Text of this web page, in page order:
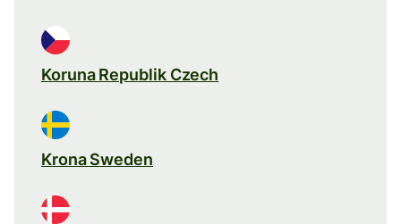
Koruna Republik Czech
Krona Sweden